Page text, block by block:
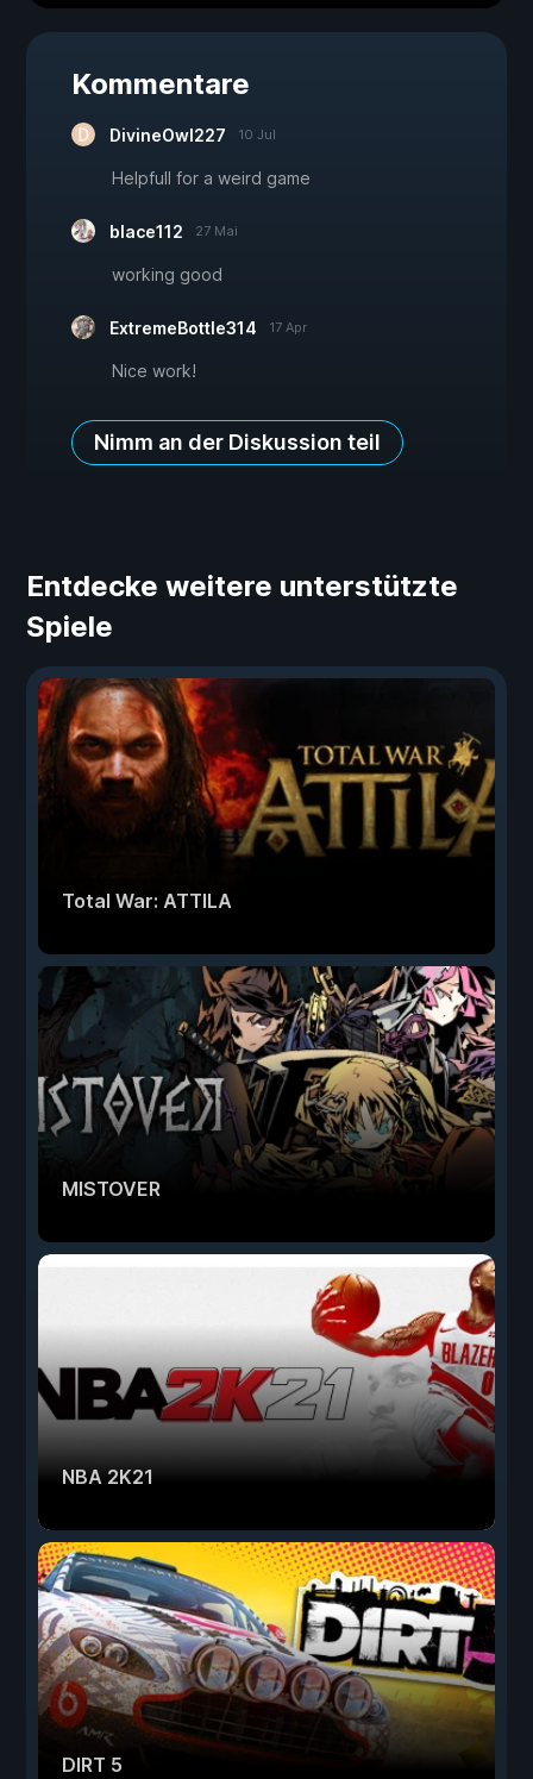
Kommentare
DivineOwl227 10 Jul
Helpfull for a weird game
blace112 27 Mai
working good
ExtremeBottle314 17 Apr
Nice work!
Nimm an der Diskussion teil
Entdecke weitere unterstützte
Spiele
Total War: ATTILA
MISTOVER
NBA 2K21
DIRT 5